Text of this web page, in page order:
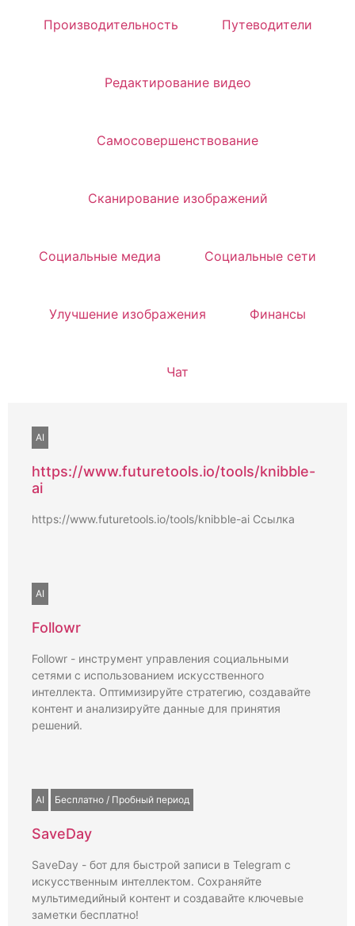
Производительность Путеводители
Редактирование видео
Самосовершенствование
Сканирование изображений
Социальные медиа Социальные сети
Улучшение изображения Финансы
Чат
AI
https://www.futuretools.io/tools/knibble-
ai
https://www.futuretools.io/tools/knibble-ai Ссылка
AI
Followr
Followr - инструмент управления социальными
сетями с использованием искусственного
интеллекта. Оптимизируйте стратегию, создавайте
контент и анализируйте данные для принятия
решений.
AI Бесплатно / Пробный период
SaveDay
SaveDay - бот для быстрой записи в Telegram с
искусственным интеллектом. Сохраняйте
мультимедийный контент и создавайте ключевые
заметки бесплатно!